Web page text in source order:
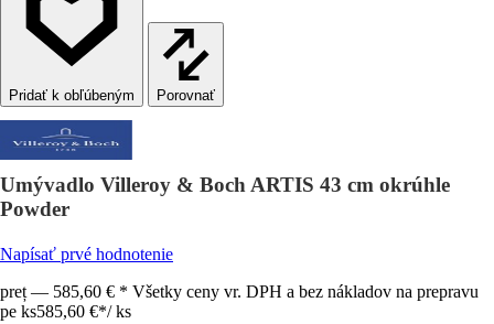
Porovnať
Umývadlo Villeroy & Boch ARTIS 43 cm okrúhle
Powder
Napísať prvé hodnotenie
preț — 585,60 € * Všetky ceny vr. DPH a bez nákladov na prepravu
pe ks585,60 €*/ ks